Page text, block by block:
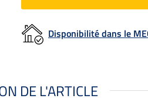
Disponibilité dans le
DE L'ARTICLE